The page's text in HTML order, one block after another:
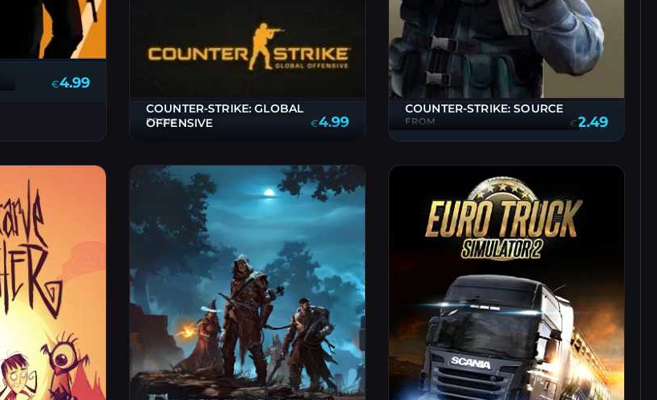
€4.99
COUNTER-STRIKE: GLOBAL
OFFENSIVE
FROM €4.99
COUNTER-STRIKE: SOURCE
FROM €2.49